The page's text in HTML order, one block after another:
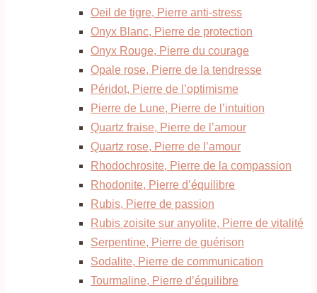
Oeil de tigre, Pierre anti-stress
Onyx Blanc, Pierre de protection
Onyx Rouge, Pierre du courage
Opale rose, Pierre de la tendresse
Péridot, Pierre de l’optimisme
Pierre de Lune, Pierre de l’intuition
Quartz fraise, Pierre de l’amour
Quartz rose, Pierre de l’amour
Rhodochrosite, Pierre de la compassion
Rhodonite, Pierre d’équilibre
Rubis, Pierre de passion
Rubis zoisite sur anyolite, Pierre de vitalité
Serpentine, Pierre de guérison
Sodalite, Pierre de communication
Tourmaline, Pierre d’équilibre